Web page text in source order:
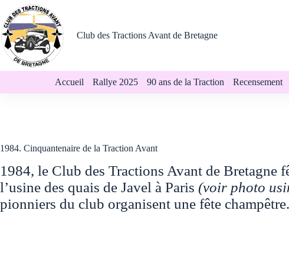
Passer
au
contenu
Club des Tractions Avant de Bretagne
Accueil Rallye 2025 90 ans de la Traction Recensement
1984. Cinquantenaire de la Traction Avant
1984, le Club des Tractions Avant de Bretagne
l’usine des quais de Javel à Paris (voir photo
pionniers du club organisent une fête champêtre.